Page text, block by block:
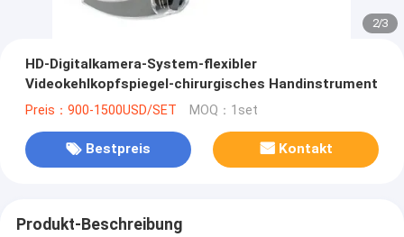
2/3
HD-Digitalkamera-System-flexibler
Videokehlkopfspiegel-chirurgisches Handinstrument
Preis：900-1500USD/SET MOQ：1set
Bestpreis Kontakt
Produkt-Beschreibung